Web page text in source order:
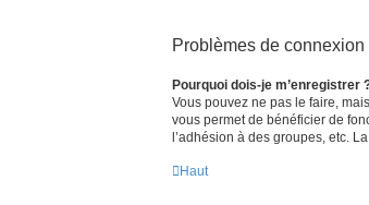
Problèmes de connexion
Pourquoi dois-je m’enregistrer
Vous pouvez ne pas le faire,
vous permet de bénéficier de
l’adhésion à des groupes, etc.
Haut